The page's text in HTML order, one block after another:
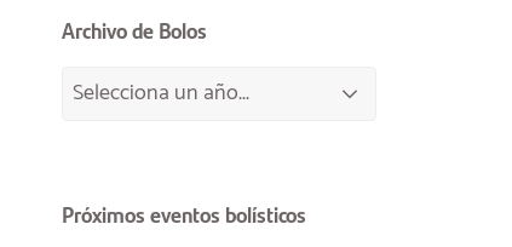
Archivo de Bolos
Próximos eventos bolísticos